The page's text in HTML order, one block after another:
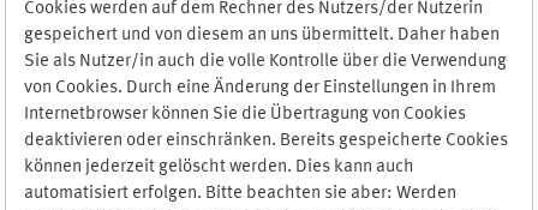
Cookies werden auf dem Rechner des Nutzers/der Nutzerin
gespeichert und von diesem an uns übermittelt. Daher haben
Sie als Nutzer/in auch die volle Kontrolle über die Verwendung
von Cookies. Durch eine Änderung der Einstellungen in Ihrem
Internetbrowser können Sie die Übertragung von Cookies
deaktivieren oder einschränken. Bereits gespeicherte Cookies
können jederzeit gelöscht werden. Dies kann auch
automatisiert erfolgen. Bitte beachten sie aber: Werden